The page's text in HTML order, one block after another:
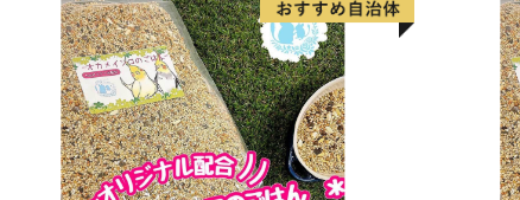
●色調が実物と異なる場合があり
●写真は全てイメージです。小物